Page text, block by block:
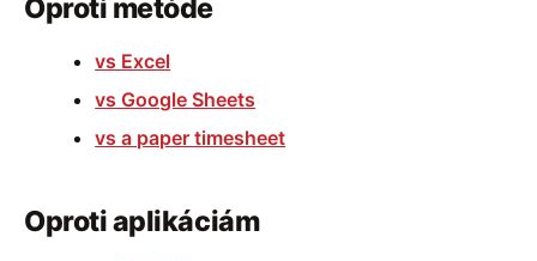
Oproti metóde
vs Excel
vs Google Sheets
vs a paper timesheet
Oproti aplikáciám